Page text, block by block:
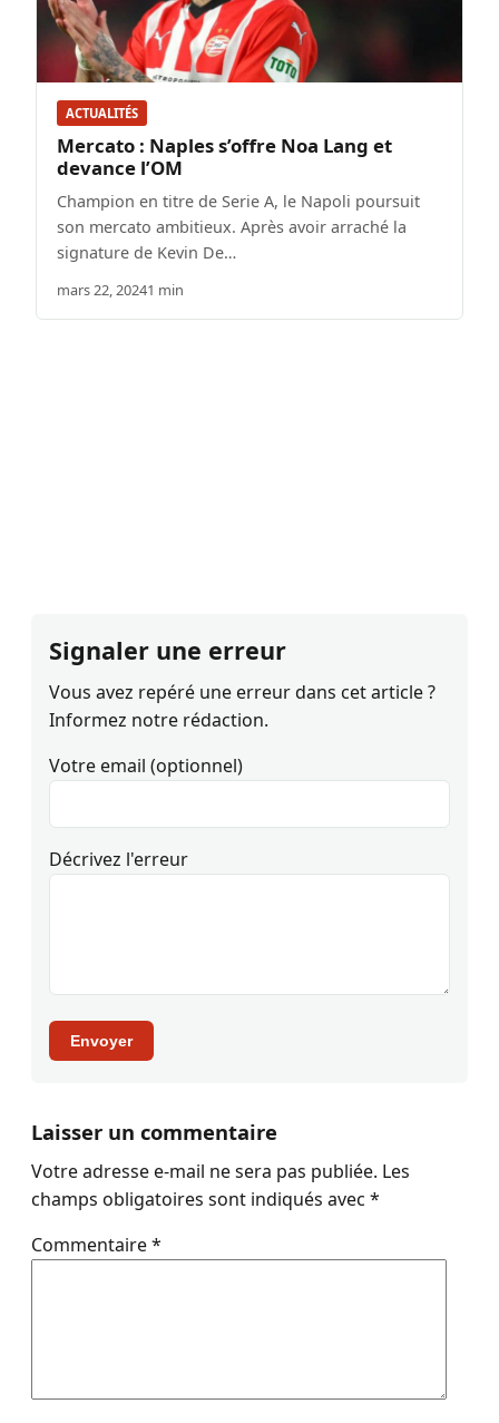
ACTUALITÉS
Mercato : Naples s’offre Noa Lang et
devance l’OM
Champion en titre de Serie A, le Napoli poursuit
son mercato ambitieux. Après avoir arraché la
signature de Kevin De…
mars 22, 20241 min
Signaler une erreur
Vous avez repéré une erreur dans cet article ?
Informez notre rédaction.
Votre email (optionnel)
Décrivez l'erreur
Envoyer
Laisser un commentaire
Votre adresse e-mail ne sera pas publiée. Les
champs obligatoires sont indiqués avec *
Commentaire*